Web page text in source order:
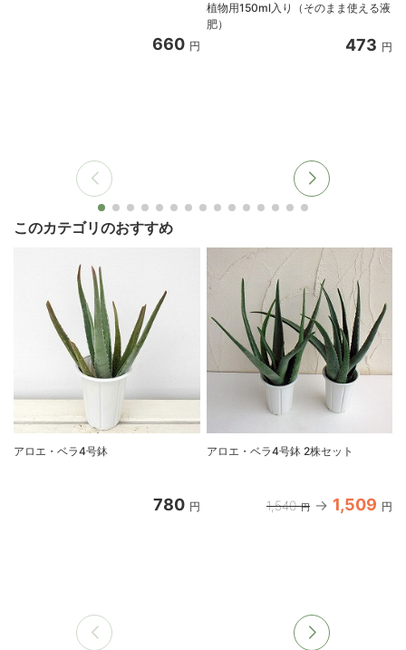
660 円
植物用150ml入り（そのまま使える液
肥）
473 円
このカテゴリのおすすめ
アロエ・ベラ4号鉢
780 円
アロエ・ベラ4号鉢 2株セット
1,540 円 1,509 円